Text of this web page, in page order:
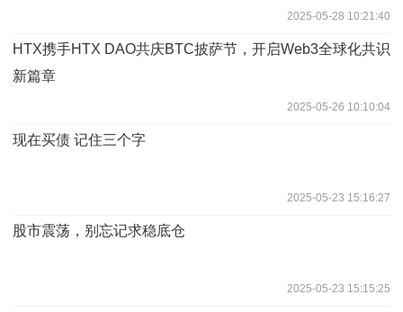
2025-05-28 10:21:40
HTX携手HTX DAO共庆BTC披萨节，开启Web3全球化共识
新篇章
2025-05-26 10:10:04
现在买债 记住三个字
2025-05-23 15:16:27
股市震荡，别忘记求稳底仓
2025-05-23 15:15:25